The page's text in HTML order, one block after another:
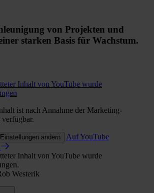
von Projekten und
starken Basis für Wachstum.
Inhalt von YouTube wurde
ist nach Annahme der Marketing-
ändern
Auf YouTube
Inhalt von YouTube wurde
Westerik